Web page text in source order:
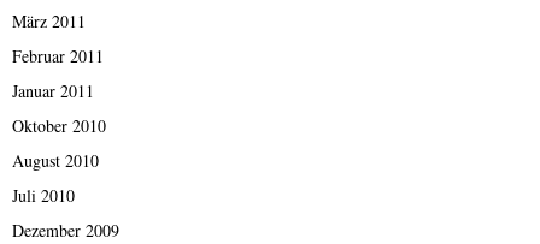
März 2011
Februar 2011
Januar 2011
Oktober 2010
August 2010
Juli 2010
Dezember 2009